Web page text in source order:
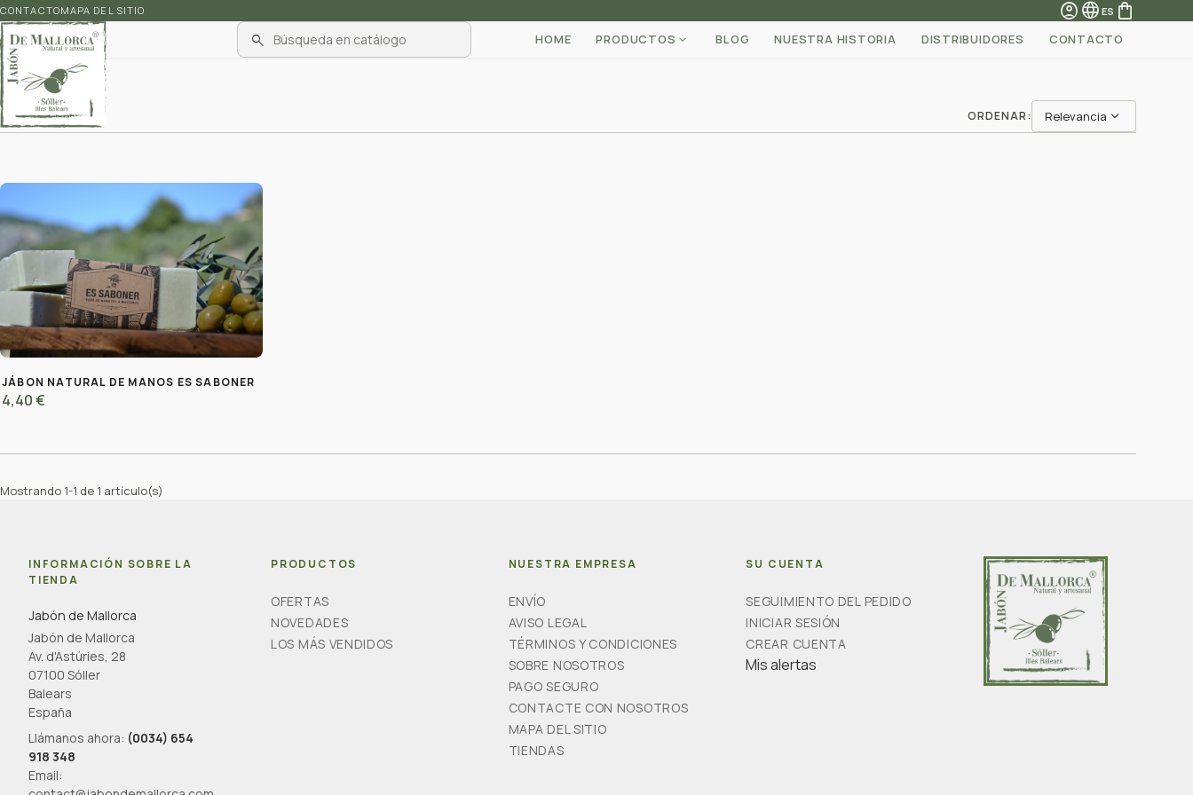
CONTACTOMAPA DEL SITIO account_circlelanguage ES shopping_bag
search HOME PRODUCTOS BLOG NUESTRA HISTORIA DISTRIBUIDORES CONTACTO
1 producto ORDENAR: Relevancia expand_more
JÁBON NATURAL DE MANOS ES SABONER
4,40 €
Mostrando 1-1 de 1 artículo(s)
INFORMACIÓN SOBRE LA
TIENDA
Jabón de Mallorca
Jabón de Mallorca
Av. d'Astúries, 28
07100 Sóller
Balears
España
Llámanos ahora: (0034) 654
918 348
Email:
PRODUCTOS
OFERTAS
NOVEDADES
LOS MÁS VENDIDOS
NUESTRA EMPRESA
ENVÍO
AVISO LEGAL
TÉRMINOS Y CONDICIONES
SOBRE NOSOTROS
PAGO SEGURO
CONTACTE CON NOSOTROS
MAPA DEL SITIO
TIENDAS
SU CUENTA
SEGUIMIENTO DEL PEDIDO
INICIAR SESIÓN
CREAR CUENTA
Mis alertas